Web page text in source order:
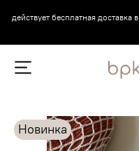
действует бесплатная
Новинка